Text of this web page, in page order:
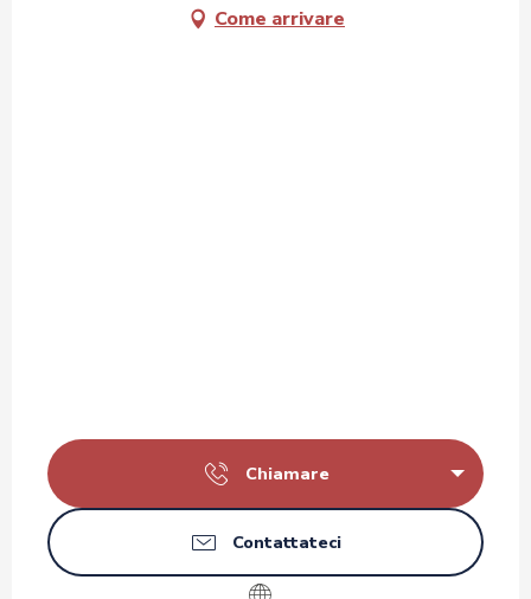
Come arrivare
Chiamare
Contattateci